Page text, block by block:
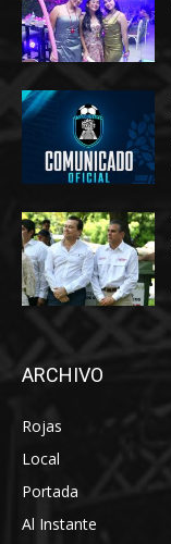
ARCHIVO
Rojas
Local
Portada
Al Instante